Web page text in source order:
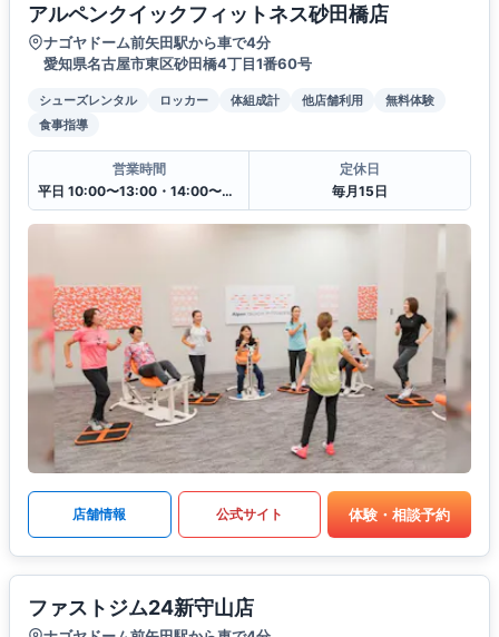
アルペンクイックフィットネス砂田橋店
ナゴヤドーム前矢田駅から車で4分
愛知県名古屋市東区砂田橋4丁目1番60号
シューズレンタル ロッカー 体組成計 他店舗利用
無料体験
食事指導
営業時間
平日 10:00〜13:00・14:00〜20:30
定休日
毎月15日
店舗情報 公式サイト 体験・相談予約
ファストジム24新守山店